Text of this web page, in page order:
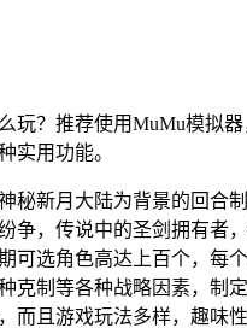
玩？推荐使用MuMu模拟
实用功能。
秘新月大陆为背景的回合
争，传说中的圣剑拥有者
可选角色高达上百个，每
克制等各种战略因素，制
而且游戏玩法多样，趣味